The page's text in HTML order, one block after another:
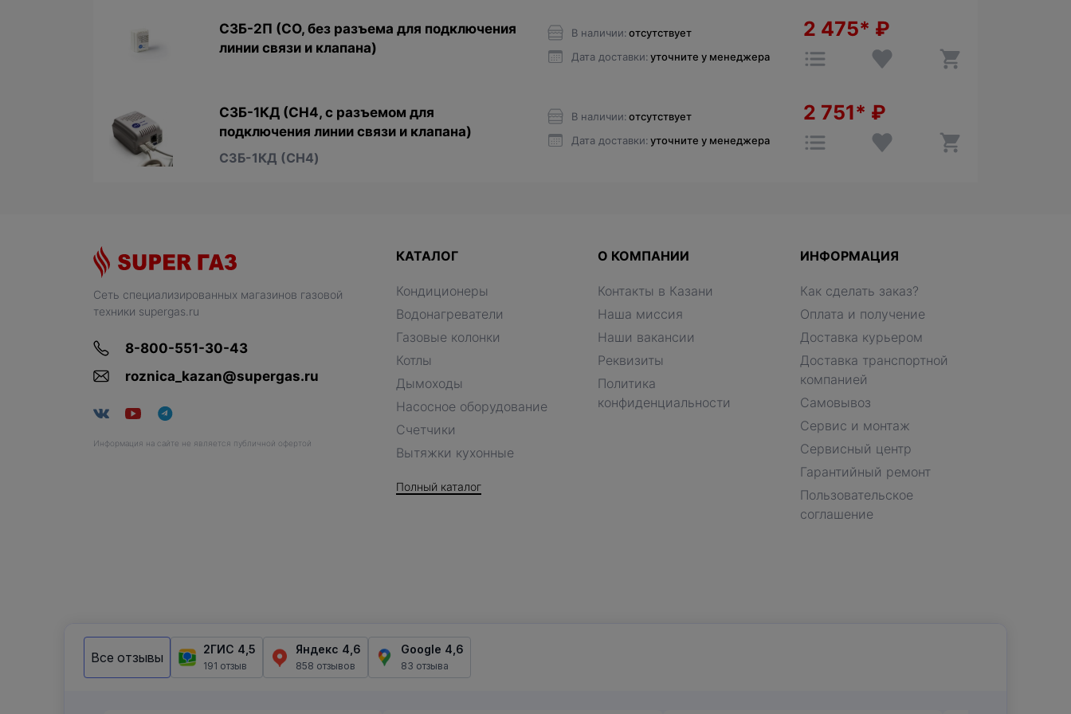
СЗБ-2П (CО, без разъема для подключения
линии связи и клапана)
В наличии: отсутствует
Дата доставки: уточните у менеджера
2 475* ₽
СЗБ-1КД (CH4, с разъемом для
подключения линии связи и клапана)
СЗБ-1КД (CH4)
В наличии: отсутствует
Дата доставки: уточните у менеджера
2 751* ₽
Сеть специализированных магазинов газовой
техники supergas.ru
8-800-551-30-43
roznica_kazan@supergas.ru
Информация на сайте не является публичной офертой
КАТАЛОГ
Кондиционеры
Водонагреватели
Газовые колонки
Котлы
Дымоходы
Насосное оборудование
Счетчики
Вытяжки кухонные
Полный каталог
О КОМПАНИИ
Контакты в Казани
Наша миссия
Наши вакансии
Реквизиты
Политика
конфиденциальности
ИНФОРМАЦИЯ
Как сделать заказ?
Оплата и получение
Доставка курьером
Доставка транспортной
компанией
Самовывоз
Сервис и монтаж
Сервисный центр
Гарантийный ремонт
Пользовательское
соглашение